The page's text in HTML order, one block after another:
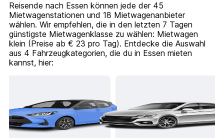
Reisende nach Essen können jede der 45
Mietwagenstationen und 18 Mietwagenanbieter
wählen. Wir empfehlen, die in den letzten 7 Tagen
günstigste Mietwagenklasse zu wählen: Mietwagen
klein (Preise ab € 23 pro Tag). Entdecke die Auswahl
aus 4 Fahrzeugkategorien, die du in Essen mieten
kannst, hier: